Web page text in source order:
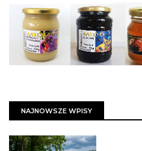
NAJNOWSZE WPISY